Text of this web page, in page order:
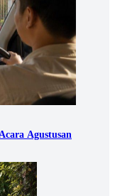
Agustusan